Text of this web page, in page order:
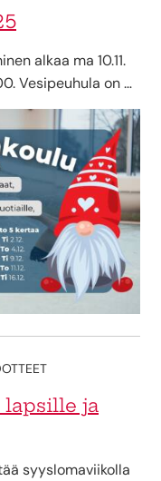
alkaa ma 10.11.
Vesipeuhula on …
ja
syyslomaviikolla